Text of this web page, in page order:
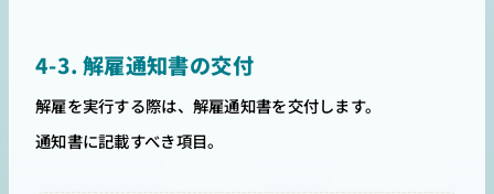
4-3. 解雇通知書の交付
解雇を実行する際は、解雇通知書を交付します。
通知書に記載すべき項目。